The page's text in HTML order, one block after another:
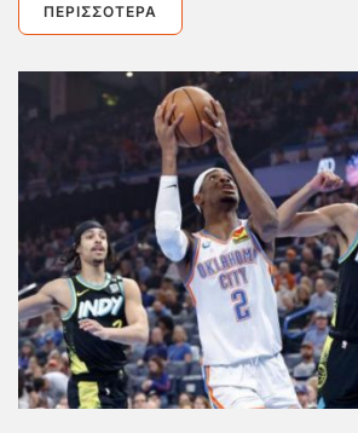
ΠΕΡΙΣΣΌΤΕΡΑ